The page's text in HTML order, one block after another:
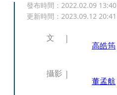
發布時間： 2022.02.09 13:40
更新時間： 2023.09.12 20:41
文
高皓筠
攝影
董孟航